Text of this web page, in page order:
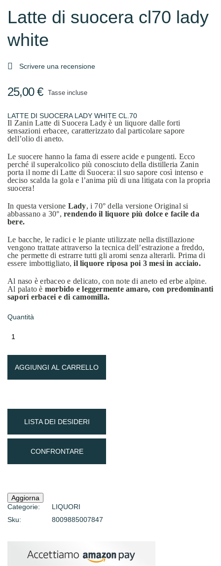
Latte di suocera cl70 lady
white
 Scrivere una recensione
25,00 € Tasse incluse
LATTE DI SUOCERA LADY WHITE CL.70
Il Zanin Latte di Suocera Lady è un liquore dalle forti
sensazioni erbacee, caratterizzato dal particolare sapore
dell’olio di aneto.
Le suocere hanno la fama di essere acide e pungenti. Ecco
perché il superalcolico più conosciuto della distilleria Zanin
porta il nome di Latte di Suocera: il suo sapore così intenso e
deciso scalda la gola e l’anima più di una litigata con la propria
suocera!
In questa versione Lady, i 70° della versione Original si
abbassano a 30°, rendendo il liquore più dolce e facile da
bere.
Le bacche, le radici e le piante utilizzate nella distillazione
vengono trattate attraverso la tecnica dell’estrazione a freddo,
che permette di estrarre tutti gli aromi senza alterarli. Prima di
essere imbottigliato,il liquore riposa poi 3 mesi in acciaio.
Al naso è erbaceo e delicato, con note di aneto ed erbe alpine.
Al palato è morbido e leggermente amaro, con predominanti
sapori erbacei e di camomilla.
Quantità
AGGIUNGI AL CARRELLO
LISTA DEI DESIDERI
CONFRONTARE
Categorie:
LIQUORI
Sku:
8009885007847